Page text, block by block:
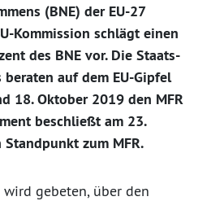
(BNE) der EU-27
Kommission schlägt einen
des BNE vor. Die Staats-
auf dem EU-Gipfel
18. Oktober 2019 den MFR
beschließt am 23.
zum MFR.
gebeten, über den